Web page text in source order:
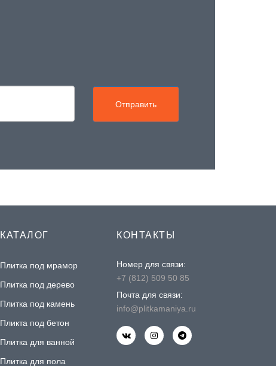
Отправить
КАТАЛОГ
Плитка под мрамор
Плитка под дерево
Плитка под камень
Пликта под бетон
Плитка для ванной
Плитка для пола
КОНТАКТЫ
Номер для связи:
+7 (812) 509 50 85
Почта для связи:
info@plitkamaniya.ru